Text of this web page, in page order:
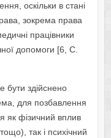
оскільки в стані
зокрема права
працівники
допомоги [6, С.
бути здійснено
для позбавлення
як фізичний вплив
так і психічний